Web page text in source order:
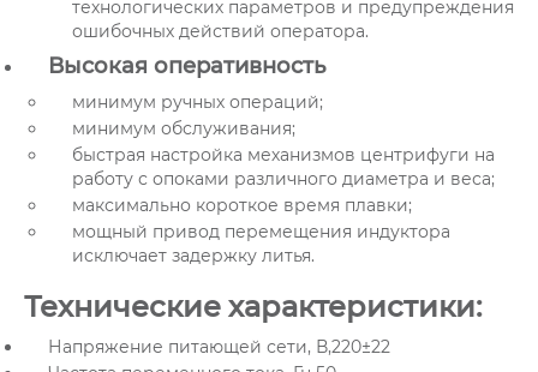
технологических параметров и предупреждения
ошибочных действий оператора.
Высокая оперативность
минимум ручных операций;
минимум обслуживания;
быстрая настройка механизмов центрифуги на
работу с опоками различного диаметра и веса;
максимально короткое время плавки;
мощный привод перемещения индуктора
исключает задержку литья.
Технические характеристики:
Напряжение питающей сети, В,220±22